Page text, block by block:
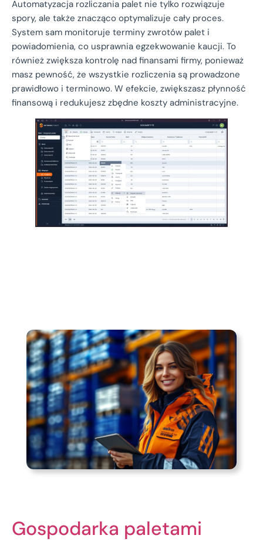
Automatyzacja rozliczania palet nie tylko rozwiązuje
spory, ale także znacząco optymalizuje cały proces.
System sam monitoruje terminy zwrotów palet i
powiadomienia, co usprawnia egzekwowanie kaucji. To
również zwiększa kontrolę nad finansami firmy, ponieważ
masz pewność, że wszystkie rozliczenia są prowadzone
prawidłowo i terminowo. W efekcie, zwiększasz płynność
finansową i redukujesz zbędne koszty administracyjne.
Gospodarka paletami